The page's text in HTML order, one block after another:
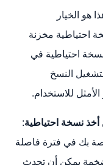
هو الخيار
احتياطية مخزنة
احتياطية في
النسخ
الأمثل للاستخدام.
نسخة احتياطية:
بك في فترة فاصلة
يمكن أن تحدث